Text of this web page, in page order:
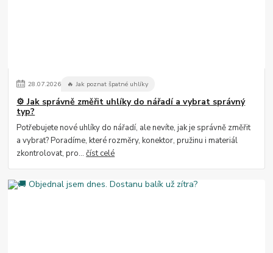
28.07.2026 🔥 Jak poznat špatné uhlíky
⚙️ Jak správně změřit uhlíky do nářadí a vybrat správný
typ?
Potřebujete nové uhlíky do nářadí, ale nevíte, jak je správně změřit
a vybrat? Poradíme, které rozměry, konektor, pružinu i materiál
zkontrolovat, pro...číst celé